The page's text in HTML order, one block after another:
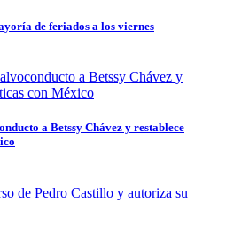
de feriados a los viernes
a Betssy Chávez y restablece